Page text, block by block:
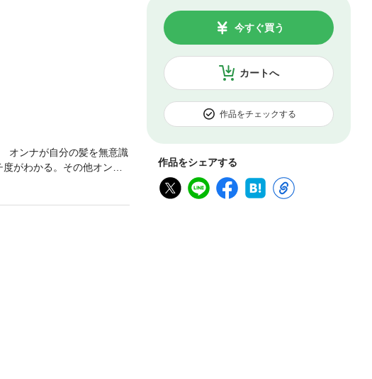
カートへ
今すぐ買う
作品をチェックする
作品をシェアする
オンナが自分の髪を無意識
がわかる。その他オンナ
の深層心理。